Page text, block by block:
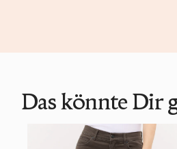
Das könnte Dir